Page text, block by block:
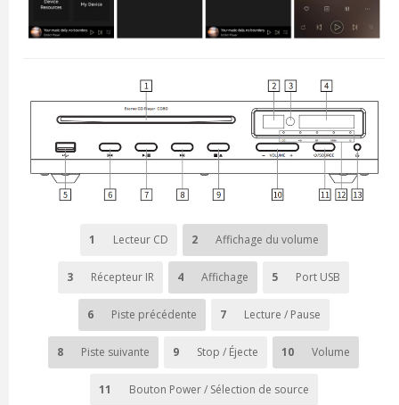
1 Lecteur CD 2 Affichage du volume
3 Récepteur IR 4 Affichage 5 Port USB
6 Piste précédente 7 Lecture / Pause
8 Piste suivante 9 Stop / Éjecte 10 Volume
11 Bouton Power / Sélection de source